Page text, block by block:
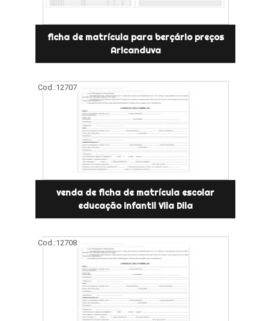
ficha de matrícula para berçário preços
Aricanduva
Cod.:12707
venda de ficha de matrícula escolar
educação infantil Vila Dila
Cod.:12708